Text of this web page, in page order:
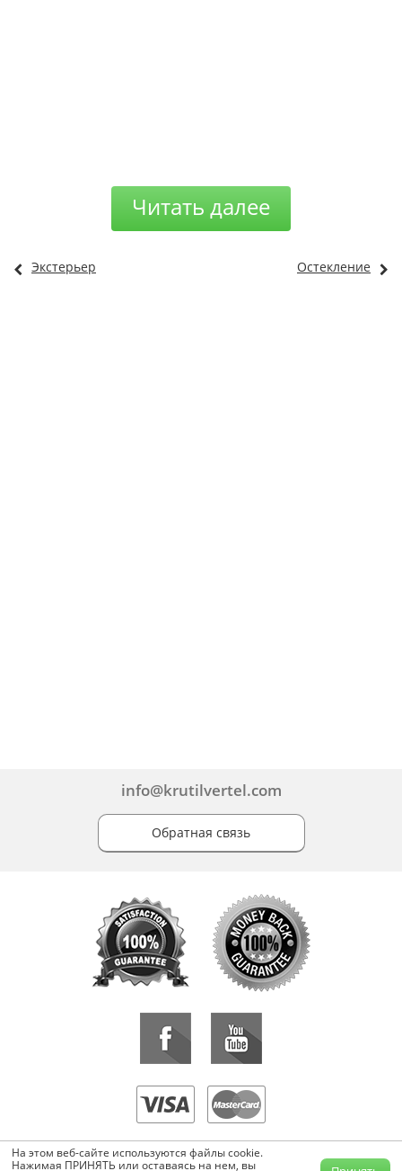
Читать далее
Экстерьер Остекление
info@krutilvertel.com
Обратная связь
«KrutilVertel» © 2015-2026 Все права защищены.
Копирование, перепечатка, либо использование материалов данной
На этом веб-сайте используются файлы cookie.
Нажимая ПРИНЯТЬ или оставаясь на нем, вы